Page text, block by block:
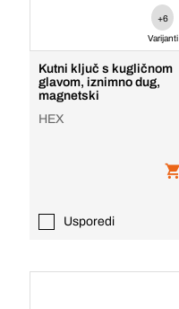
+6
Varijanti
Kutni ključ s kugličnom
glavom, iznimno dug,
magnetski
HEX
Usporedi